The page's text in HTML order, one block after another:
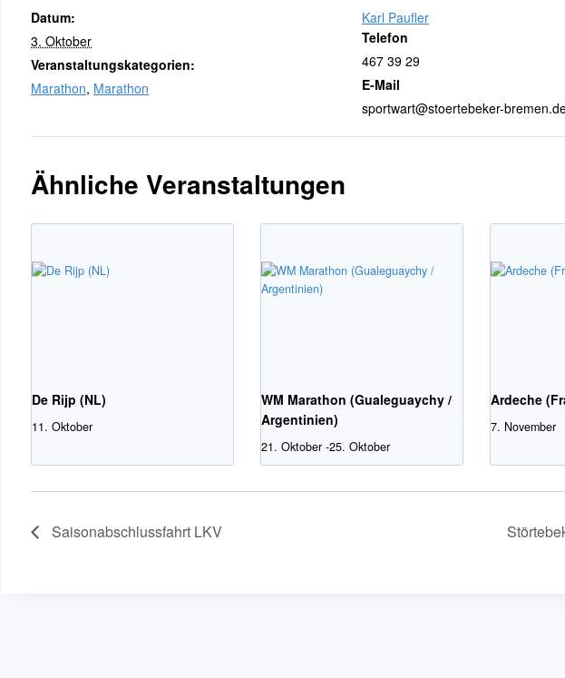
Datum:
3. Oktober
Veranstaltungskategorien:
Marathon, Marathon
Karl Paufler
Telefon
467 39 29
E-Mail
sportwart@stoertebeker-
Ähnliche Veranstaltungen
De Rijp (NL)
11. Oktober
WM Marathon (Gualeguaychy /
Argentinien)
21. Oktober -25. Oktober
Ardeche
7. November
Saisonabschlussfahrt LKV